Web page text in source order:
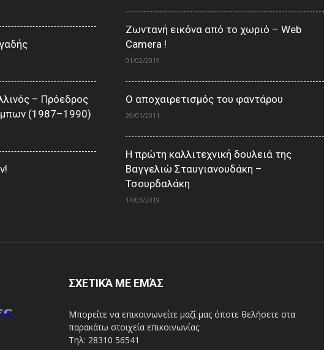
– Πρόεδρος
(1987–1990)
Ζωντανή εικόνα από το χωριό – Web
Camera !
01/02/2019
Ο αποχαιρετισμός του φαντάρου
29/01/2011
Η πρώτη καλλιτεχνική δουλειά της
Βαγγελιώ Σταυγιανουδάκη –
Τσουρδαλάκη
14/03/2019
ΣΧΕΤΙΚΆ ΜΕ ΕΜΆΣ
Μπορείτε να επικοινωνείτε μαζί μας όποτε θελήσετε στα
παρακάτω στοιχεία επικοινωνίας:
Τηλ: 28310 56541